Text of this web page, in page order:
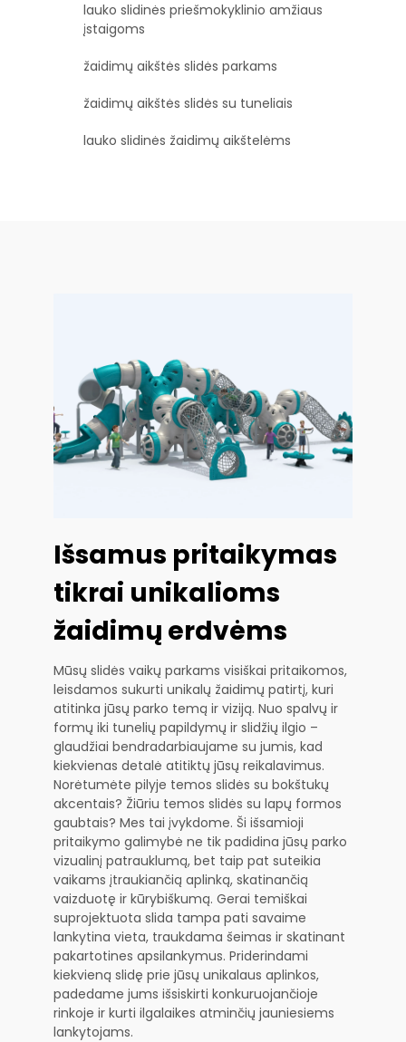
lauko slidinės priešmokyklinio amžiaus
įstaigoms
žaidimų aikštės slidės parkams
žaidimų aikštės slidės su tuneliais
lauko slidinės žaidimų aikštelėms
Išsamus pritaikymas
tikrai unikalioms
žaidimų erdvėms
Mūsų slidės vaikų parkams visiškai pritaikomos,
leisdamos sukurti unikalų žaidimų patirtį, kuri
atitinka jūsų parko temą ir viziją. Nuo spalvų ir
formų iki tunelių papildymų ir slidžių ilgio –
glaudžiai bendradarbiaujame su jumis, kad
kiekvienas detalė atitiktų jūsų reikalavimus.
Norėtumėte pilyje temos slidės su bokštukų
akcentais? Žiūriu temos slidės su lapų formos
gaubtais? Mes tai įvykdome. Ši išsamioji
pritaikymo galimybė ne tik padidina jūsų parko
vizualinį patrauklumą, bet taip pat suteikia
vaikams įtraukiančią aplinką, skatinančią
vaizduotę ir kūrybiškumą. Gerai temiškai
suprojektuota slida tampa pati savaime
lankytina vieta, traukdama šeimas ir skatinant
pakartotines apsilankymus. Priderindami
kiekvieną slidę prie jūsų unikalaus aplinkos,
padedame jums išsiskirti konkuruojančioje
rinkoje ir kurti ilgalaikes atminčių jauniesiems
lankytojams.